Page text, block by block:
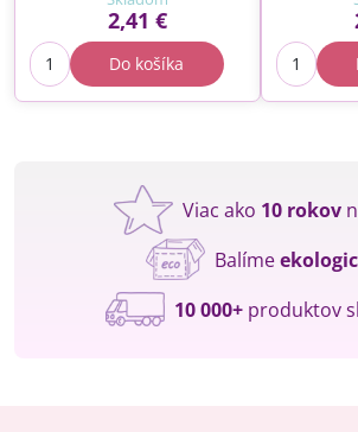
2,41 €
Do košíka
Viac ako 10 rokov
Balíme
10 000+produktov